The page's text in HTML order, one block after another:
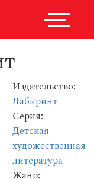
Издательство:
Лабиринт
Серия:
Детская
художественная
литература
Жанр: